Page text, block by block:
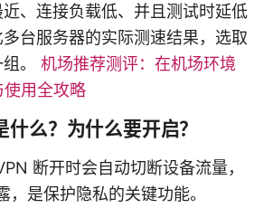
、连接负载低、并且测试时延低
台服务器的实际测速结果，选取
。 机场推荐测评：在机场环境
用全攻略
么？为什么要开启？
断开时会自动切断设备流量，
，是保护隐私的关键功能。